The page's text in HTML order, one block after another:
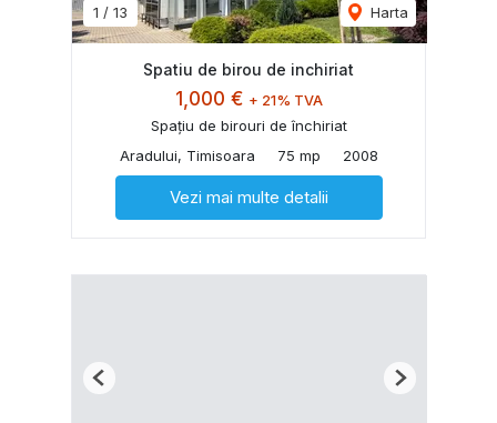
1 / 13 Harta
Spatiu de birou de inchiriat
1,000 € + 21% TVA
Spațiu de birouri de închiriat
Aradului, Timisoara
75 mp 2008
Vezi mai multe detalii
Previous Next